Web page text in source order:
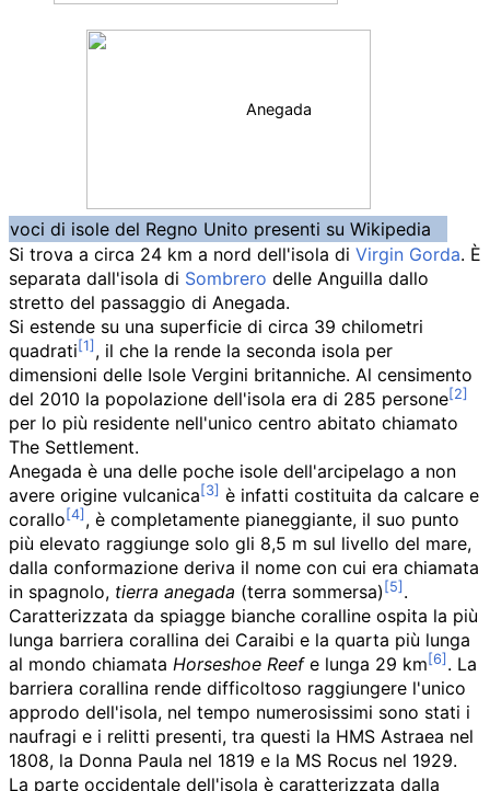
Anegada
voci di isole del Regno Unito presenti su Wikipedia
Si trova a circa 24 km a nord dell'isola di Virgin Gorda. È
separata dall'isola di Sombrero delle Anguilla dallo
stretto del passaggio di Anegada.
Si estende su una superficie di circa 39 chilometri
quadrati
, il che la rende la seconda isola per
dimensioni delle Isole Vergini britanniche. Al censimento
del 2010 la popolazione dell'isola era di 285 persone
per lo più residente nell'unico centro abitato chiamato
The Settlement.
Anegada è una delle poche isole dell'arcipelago a non
avere origine vulcanica
è infatti costituita da calcare e
corallo
, è completamente pianeggiante, il suo punto
più elevato raggiunge solo gli 8,5 m sul livello del mare,
dalla conformazione deriva il nome con cui era chiamata
in spagnolo, tierra anegada (terra sommersa)
.
Caratterizzata da spiagge bianche coralline ospita la più
lunga barriera corallina dei Caraibi e la quarta più lunga
al mondo chiamata Horseshoe Reefe lunga 29 km
. La
barriera corallina rende difficoltoso raggiungere l'unico
approdo dell'isola, nel tempo numerosissimi sono stati i
naufragi e i relitti presenti, tra questi la HMS Astraea nel
1808, la Donna Paula nel 1819 e la MS Rocus nel 1929.
La parte occidentale dell'isola è caratterizzata dalla